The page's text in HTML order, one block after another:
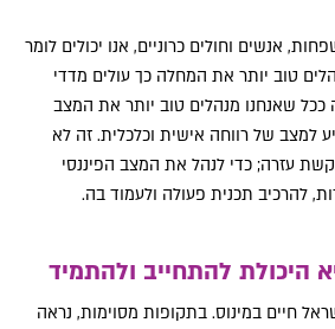
משפחות, אנשים וחולים כרוניים, אנו יכולים לומר
טוב יותר את המחלה כך עולים מדדי
ככל שאנחנו מנהלים טוב יותר את המצב
למצב של רווחה אישית וכלכלית. זה לא
עזרה; כדי לנהל את המצב הפיננסי
להרכיב תכנית פעולה ולעמוד בה.
היכולת להתחייב ולהתמיד
חיים במינוס. בתקופות מסוימות, נראה